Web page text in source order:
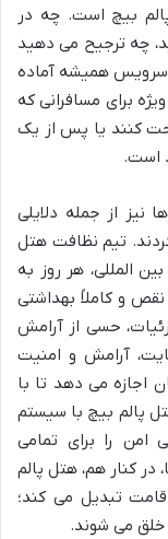
پالم بیچ است. چه در
چه ترجیح می دهید
سرویس همیشه آماده
برای مسافرانی که
کنند یا پس از یک
است.
نیز از جمله دلایلی
تیم نظافت هتل
المللی، هر روز به
و کاملاً بهداشتی
حسی از آرامش
آرامش و امنیت
اجازه می دهد تا با
پالم بیچ با سیستم
امن را برای تمامی
در کنار هم، هتل پالم
تبدیل می کند؛
خلق می شوند.